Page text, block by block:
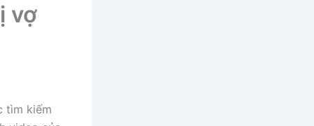
vợ
tìm kiếm